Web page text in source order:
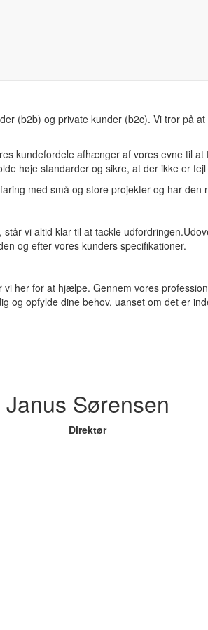
nationaliteter. Vi er stolte over, at
(b2b) og private kunder (b2c). Vi tror på
kundefordele afhænger af vores evne til
høje standarder og sikre, at der ikke er
med små og store projekter og har
vi altid klar til at tackle udfordringen.
og efter vores kunders specifikationer.
her for at hjælpe. Gennem vores
og opfylde dine behov, uanset om det er
Janus Sørensen
Direktør